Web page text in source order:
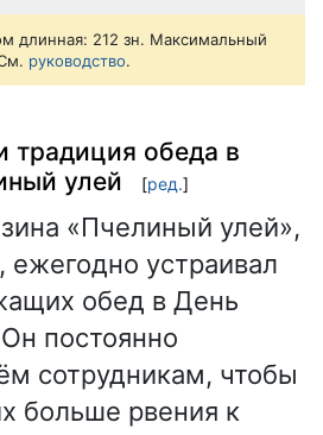
длинная: 212 зн. Максимальный
руководство.
традиция обеда в
улей
[ред.]
«Пчелиный улей»,
ежегодно устраивал
обед в День
постоянно
сотрудникам, чтобы
больше рвения к